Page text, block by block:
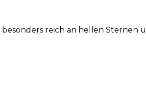
reich an hellen Sternen